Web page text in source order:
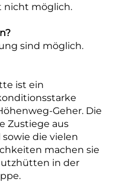
nicht möglich.
sind möglich.
ist ein
Geher. Die
Zustiege aus
die vielen
machen sie
in der